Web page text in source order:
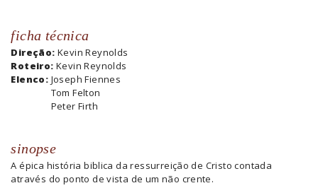
ficha técnica
Direção: Kevin Reynolds
Roteiro: Kevin Reynolds
Elenco: Joseph Fiennes
Tom Felton
Peter Firth
sinopse
A épica história biblica da ressurreição de Cristo contada
através do ponto de vista de um não crente.